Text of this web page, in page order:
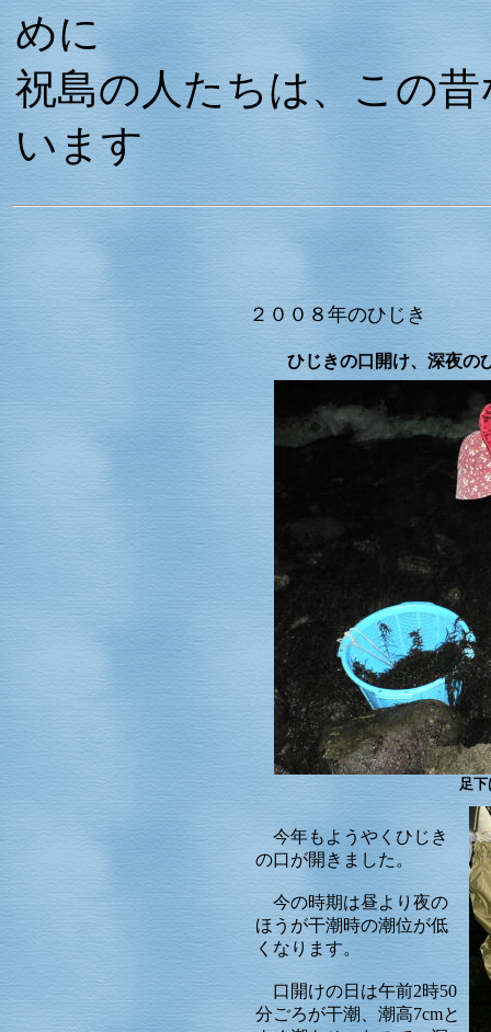
めに
祝島の人たちは、この
います
２００８年のひじき
ひじきの口開け、深夜の
足
今年もようやくひじき
の口が開きました。
今の時期は昼より夜の
ほうが干潮時の潮位が低
くなります。
口開けの日は午前2時50
分ごろが干潮、潮高7cmと